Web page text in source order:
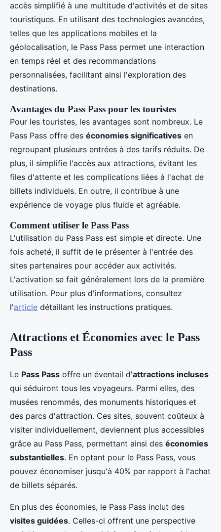
accès simplifié à une multitude d'activités et de sites
touristiques. En utilisant des technologies avancées,
telles que les applications mobiles et la
géolocalisation, le Pass Pass permet une interaction
en temps réel et des recommandations
personnalisées, facilitant ainsi l'exploration des
destinations.
Avantages du Pass Pass pour les touristes
Pour les touristes, les avantages sont nombreux. Le
Pass Pass offre des économies significatives en
regroupant plusieurs entrées à des tarifs réduits. De
plus, il simplifie l'accès aux attractions, évitant les
files d'attente et les complications liées à l'achat de
billets individuels. En outre, il contribue à une
expérience de voyage plus fluide et agréable.
Comment utiliser le Pass Pass
L'utilisation du Pass Pass est simple et directe. Une
fois acheté, il suffit de le présenter à l'entrée des
sites partenaires pour accéder aux activités.
L'activation se fait généralement lors de la première
utilisation. Pour plus d'informations, consultez
l'article détaillant les instructions pratiques.
Attractions et Économies avec le Pass
Pass
Le Pass Pass offre un éventail d'attractions incluses
qui séduiront tous les voyageurs. Parmi elles, des
musées renommés, des monuments historiques et
des parcs d'attraction. Ces sites, souvent coûteux à
visiter individuellement, deviennent plus accessibles
grâce au Pass Pass, permettant ainsi des économies
substantielles. En optant pour le Pass Pass, vous
pouvez économiser jusqu'à 40% par rapport à l'achat
de billets séparés.
En plus des économies, le Pass Pass inclut des
visites guidées. Celles-ci offrent une perspective